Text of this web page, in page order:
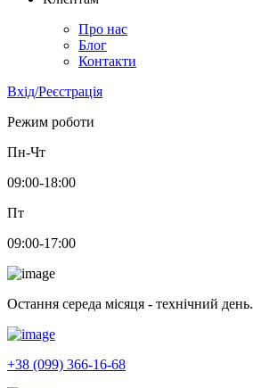
Про нас
Блог
Контакти
Вхід/Реєстрація
Режим роботи
Пн-Чт
09:00-18:00
Пт
09:00-17:00
Остання середа місяця - технічний день.
+38 (099) 366-16-68